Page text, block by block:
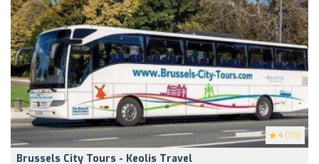
4 (173)
Brussels City Tours - Keolis Travel